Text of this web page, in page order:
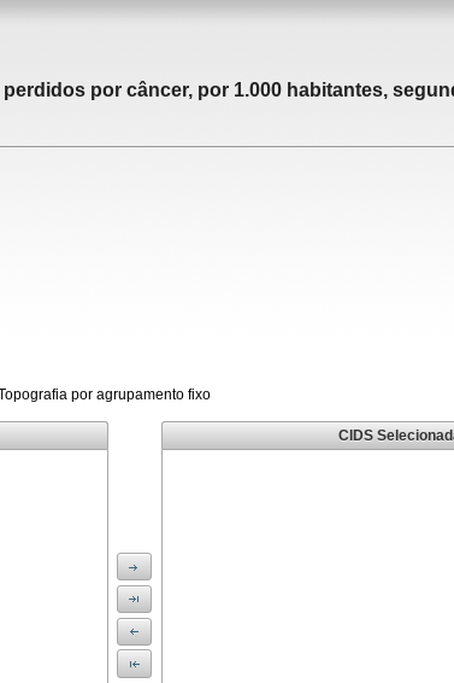
por câncer, por 1.000 habitantes,
por agrupamento fixo
CIDS